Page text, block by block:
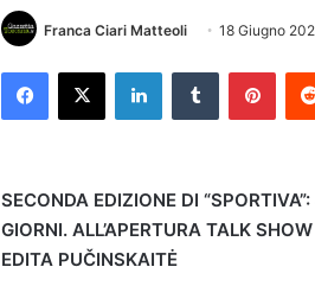
Franca Ciari Matteoli 18 Giugno
SECONDA EDIZIONE DI
GIORNI. ALL’APERTURA TALK
EDITA PUČINSKAITĖ